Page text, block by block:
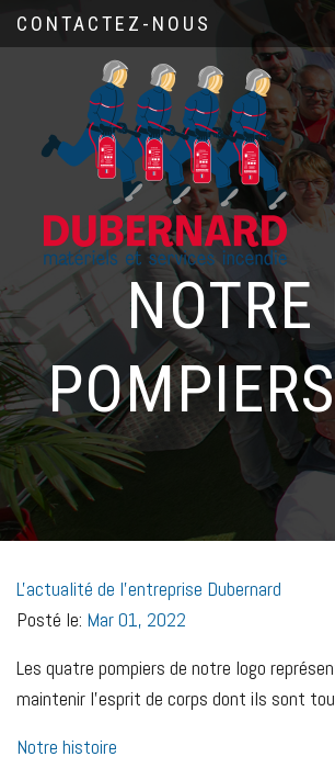
CONTACTEZ-NOUS
L'actualité de l'entreprise Dubernard
Posté le: Mar 01, 2022
Les quatre pompiers de notre logo
maintenir l’esprit de corps dont ils sont
Notre histoire